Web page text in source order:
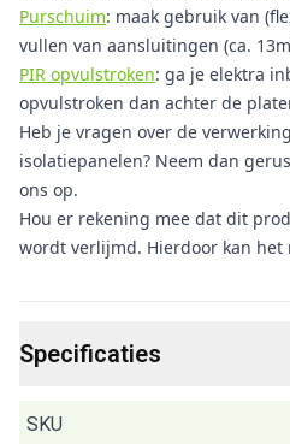
Purschuim: maak gebruik van
vullen van aansluitingen (ca.
PIR opvulstroken: ga je elektra
opvulstroken dan achter de
Heb je vragen over de
isolatiepanelen? Neem dan
ons op.
Hou er rekening mee dat dit
wordt verlijmd. Hierdoor kan
Specificaties
SKU